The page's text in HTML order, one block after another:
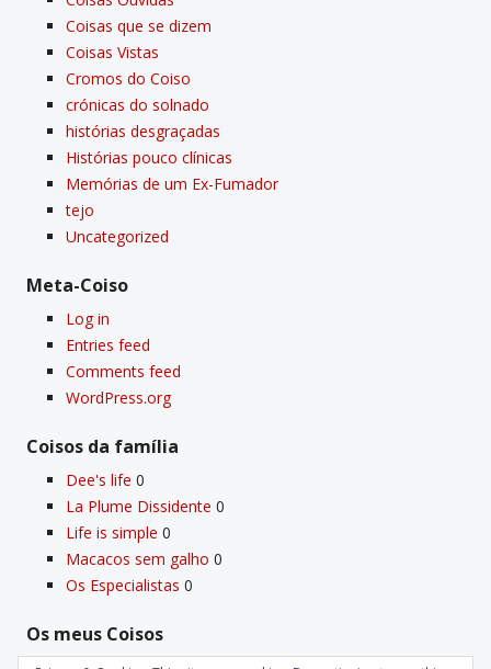
Coisas que se dizem
Coisas Vistas
Cromos do Coiso
crónicas do solnado
histórias desgraçadas
Histórias pouco clí­nicas
Memórias de um Ex-Fumador
tejo
Uncategorized
Meta-Coiso
Log in
Entries feed
Comments feed
WordPress.org
Coisos da famí­lia
Dee's life 0
La Plume Dissidente 0
Life is simple 0
Macacos sem galho 0
Os Especialistas 0
Os meus Coisos